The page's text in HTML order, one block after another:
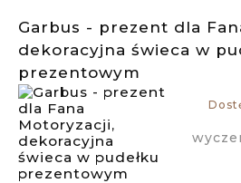
Garbus - prezent dla
dekoracyjna świeca w
prezentowym